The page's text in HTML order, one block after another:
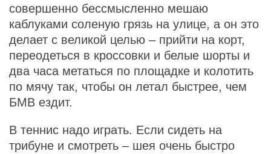
совершенно бессмысленно мешаю
каблуками соленую грязь на улице, а он это
делает с великой целью – прийти на корт,
переодеться в кроссовки и белые шорты и
два часа метаться по площадке и колотить
по мячу так, чтобы он летал быстрее, чем
БМВ ездит.
В теннис надо играть. Если сидеть на
трибуне и смотреть – шея очень быстро